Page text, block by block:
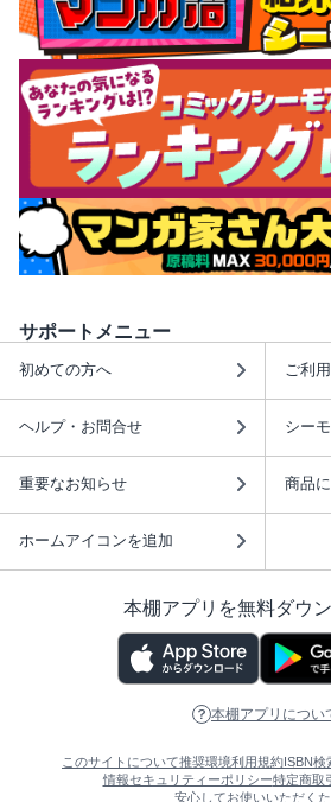
サポートメニュー
初めての方へ ご利
ヘルプ・お問合せ シー
重要なお知らせ 商品
ホームアイコンを追加
本棚アプリを無料ダウン
本棚アプリについ
このサイトについて推奨環境利用規約ISBN検
情報セキュリティーポリシー特定商取
安心してお使いいただく